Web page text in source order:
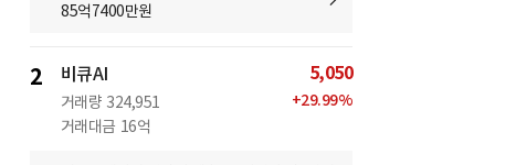
85억7400만원
2 비큐AI
거래량 324,951
거래대금 16억
5,050
+29.99%